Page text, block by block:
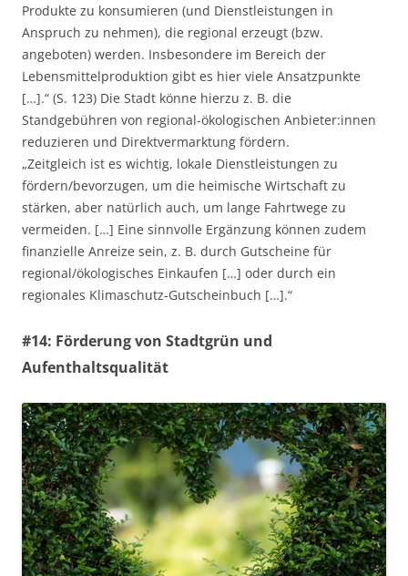
Produkte zu konsumieren (und Dienstleistungen in
Anspruch zu nehmen), die regional erzeugt (bzw.
angeboten) werden. Insbesondere im Bereich der
Lebensmittelproduktion gibt es hier viele Ansatzpunkte
[…].“ (S. 123) Die Stadt könne hierzu z. B. die
Standgebühren von regional-ökologischen Anbieter:innen
reduzieren und Direktvermarktung fördern.
„Zeitgleich ist es wichtig, lokale Dienstleistungen zu
fördern/bevorzugen, um die heimische Wirtschaft zu
stärken, aber natürlich auch, um lange Fahrtwege zu
vermeiden. […] Eine sinnvolle Ergänzung können zudem
finanzielle Anreize sein, z. B. durch Gutscheine für
regional/ökologisches Einkaufen […] oder durch ein
regionales Klimaschutz-Gutscheinbuch […].“
#14: Förderung von Stadtgrün und
Aufenthaltsqualität